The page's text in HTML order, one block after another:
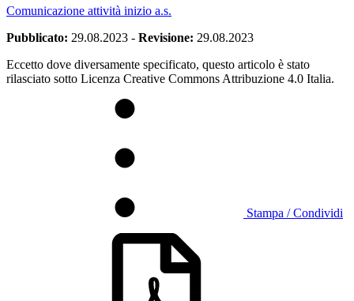
Comunicazione attività inizio a.s.
Pubblicato: 29.08.2023 - Revisione: 29.08.2023
Eccetto dove diversamente specificato, questo articolo è stato
rilasciato sotto Licenza Creative Commons Attribuzione 4.0 Italia.
Stampa / Condividi